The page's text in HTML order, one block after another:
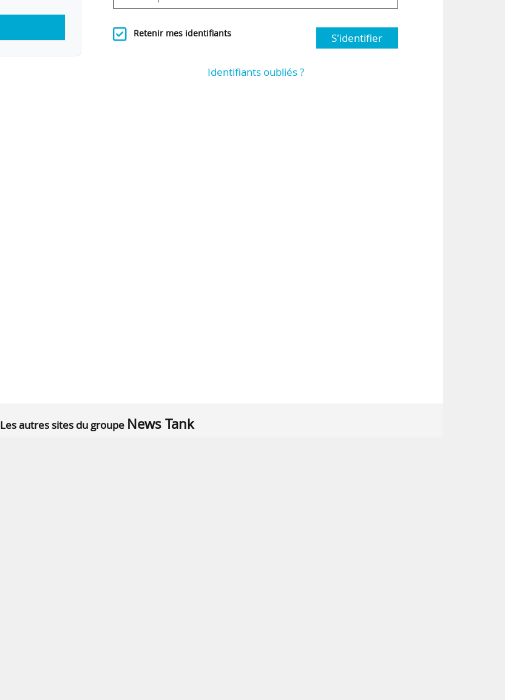
Retenir mes identifiants S'identifier
Identifiants oubliés ?
Les autres sites du groupe News Tank